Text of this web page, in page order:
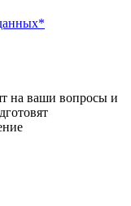
на ваши вопросы и